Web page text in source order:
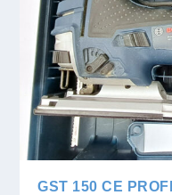
GST 150 CE